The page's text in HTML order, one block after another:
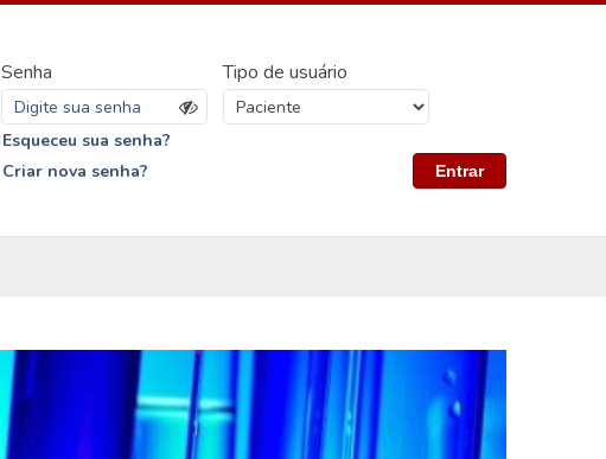
Senha
Esqueceu sua senha?
Criar nova senha?
Tipo de usuário
Entrar